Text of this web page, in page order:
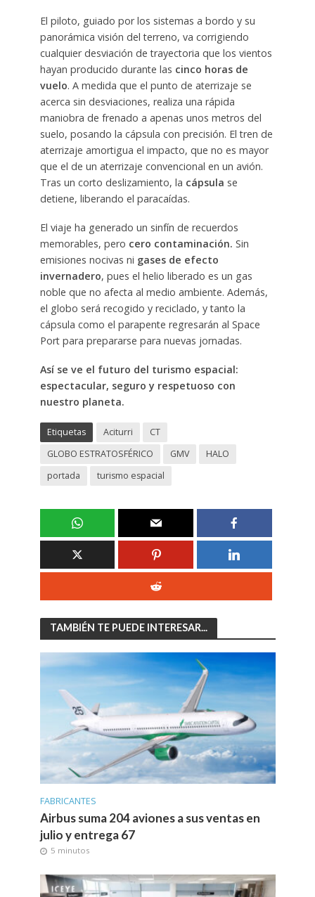
El piloto, guiado por los sistemas a bordo y su
panorámica visión del terreno, va corrigiendo
cualquier desviación de trayectoria que los vientos
hayan producido durante las cinco horas de
vuelo. A medida que el punto de aterrizaje se
acerca sin desviaciones, realiza una rápida
maniobra de frenado a apenas unos metros del
suelo, posando la cápsula con precisión. El tren de
aterrizaje amortigua el impacto, que no es mayor
que el de un aterrizaje convencional en un avión.
Tras un corto deslizamiento, la cápsula se
detiene, liberando el paracaídas.
El viaje ha generado un sinfín de recuerdos
memorables, pero cero contaminación. Sin
emisiones nocivas ni gases de efecto
invernadero, pues el helio liberado es un gas
noble que no afecta al medio ambiente. Además,
el globo será recogido y reciclado, y tanto la
cápsula como el parapente regresarán al Space
Port para prepararse para nuevas jornadas.
Así se ve el futuro del turismo espacial:
espectacular, seguro y respetuoso con
nuestro planeta.
Etiquetas Aciturri
CT
GLOBO ESTRATOSFÉRICO
GMV
HALO
portada
turismo espacial
TAMBIÉN TE PUEDE INTERESAR...
FABRICANTES
Airbus suma 204 aviones a sus ventas en
julio y entrega 67
5 minutos